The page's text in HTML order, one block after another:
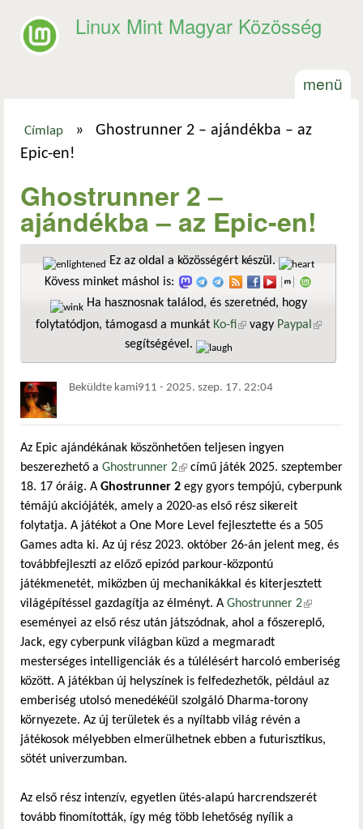
Linux Mint Magyar Közösség
menü
Jelenlegi hely
Címlap »
Ghostrunner 2 – ajándékba – az
Epic-en!
Ghostrunner 2 –
ajándékba – az Epic-en!
Ez az oldal a közösségért készül.
Kövess minket máshol is:
Ha hasznosnak találod, és szeretnéd, hogy
folytatódjon, támogasd a munkát Ko-fi(külső hivatkozás)
vagy Paypal
segítségével.
Beküldte kami911 - 2025. szep. 17. 22:04
Az Epic ajándékának köszönhetően teljesen ingyen
beszerezhető a Ghostrunner 2(külső hivatkozás)
című játék 2025. szeptember
18. 17 óráig. A Ghostrunner 2 egy gyors tempójú, cyberpunk
témájú akciójáték, amely a 2020-as első rész sikereit
folytatja. A játékot a One More Level fejlesztette és a 505
Games adta ki. Az új rész 2023. október 26-án jelent meg, és
továbbfejleszti az előző epizód parkour-központú
játékmenetét, miközben új mechanikákkal és kiterjesztett
világépítéssel gazdagítja az élményt. A Ghostrunner 2(külső
hivatkozás)
eseményei az első rész után játszódnak, ahol a főszereplő,
Jack, egy cyberpunk világban küzd a megmaradt
mesterséges intelligenciák és a túlélésért harcoló emberiség
között. A játékban új helyszínek is felfedezhetők, például az
emberiség utolsó menedékéül szolgáló Dharma-torony
környezete. Az új területek és a nyíltabb világ révén a
játékosok mélyebben elmerülhetnek ebben a futurisztikus,
sötét univerzumban.
Az első rész intenzív, egyetlen ütés-alapú harcrendszerét
tovább finomították, így még több lehetőség nyílik a